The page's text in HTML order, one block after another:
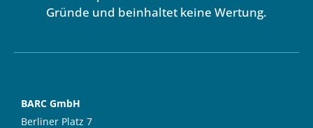
Gründe und beinhaltet keine Wertung.
BARC GmbH
Berliner Platz 7